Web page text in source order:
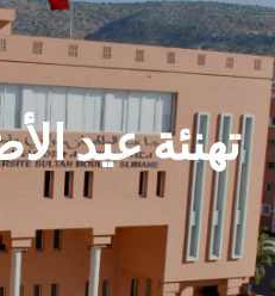
تهنئة عيد